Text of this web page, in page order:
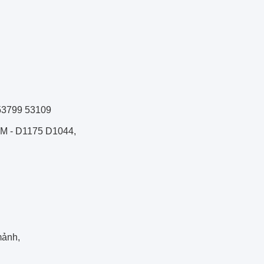
53109
- D1175 D1044,